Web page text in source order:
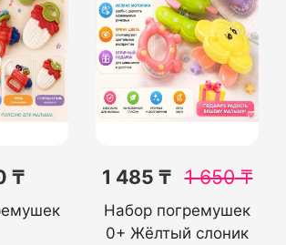
₸ 1 485 ₸ 1 650₸
Набор погремушек
0+ Жёлтый слоник